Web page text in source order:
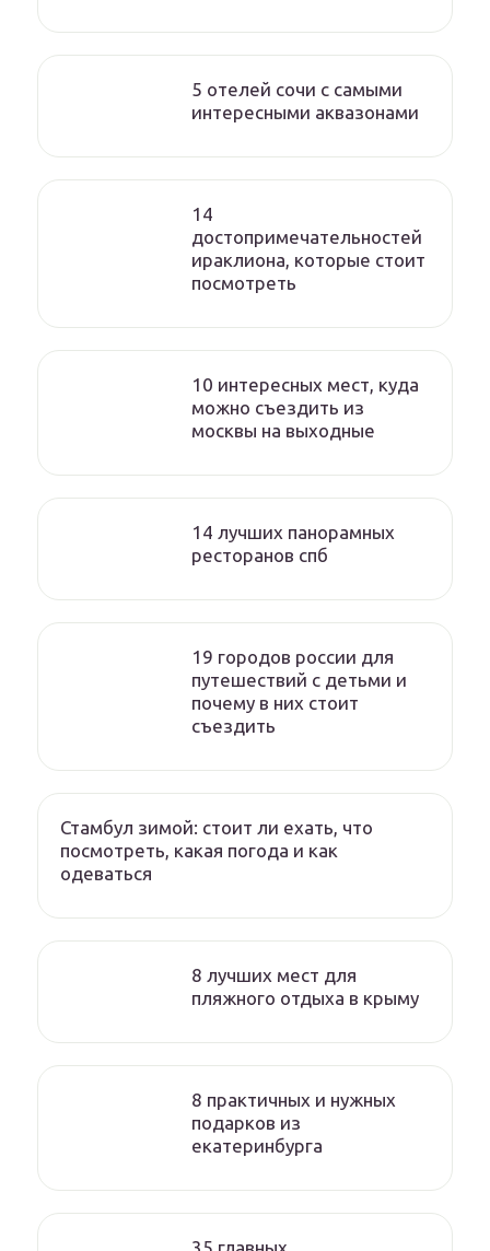
5 отелей сочи с самыми
интересными аквазонами
14
достопримечательностей
ираклиона, которые стоит
посмотреть
10 интересных мест, куда
можно съездить из
москвы на выходные
14 лучших панорамных
ресторанов спб
19 городов россии для
путешествий с детьми и
почему в них стоит
съездить
Стамбул зимой: стоит ли ехать, что
посмотреть, какая погода и как
одеваться
8 лучших мест для
пляжного отдыха в крыму
8 практичных и нужных
подарков из
екатеринбурга